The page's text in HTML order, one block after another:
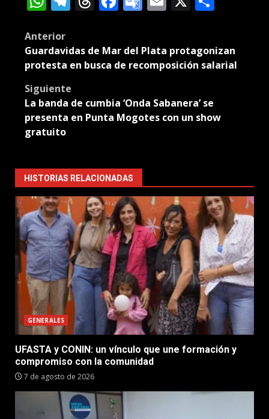
Post
navigation
Anterior
Guardavidas de Mar del Plata protagonizan
protesta en busca de recomposición salarial
Siguiente
La banda de cumbia ‘Onda Sabanera’ se
presenta en Punta Mogotes con un show
gratuito
HISTORIAS RELACIONADAS
GENERALES
UFASTA y CONIN: un vínculo que une formación y
compromiso con la comunidad
7 de agosto de 2026